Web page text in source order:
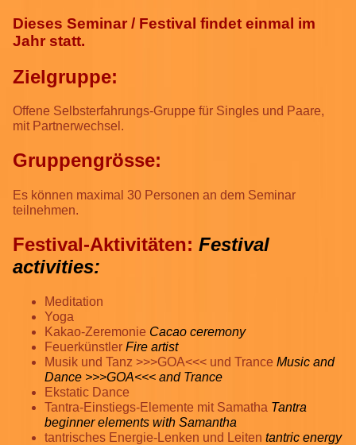
Dieses Seminar / Festival findet einmal im
Jahr statt.
Zielgruppe:
Offene Selbsterfahrungs-Gruppe für Singles und Paare,
mit Partnerwechsel.
Gruppengrösse:
Es können maximal 30 Personen an dem Seminar
teilnehmen.
Festival-Aktivitäten: Festival
activities:
Meditation
Yoga
Kakao-Zeremonie Cacao ceremony
Feuerkünstler Fire artist
Musik und Tanz >>>GOA<<< und Trance Music and
Dance >>>GOA<<< and Trance
Ekstatic Dance
Tantra-Einstiegs-Elemente mit Samatha Tantra
beginner elements with Samantha
tantrisches Energie-Lenken und Leiten tantric energy